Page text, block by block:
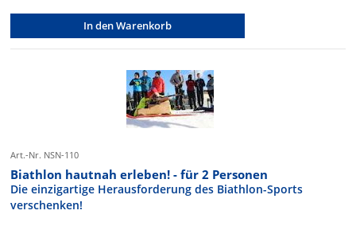
In den Warenkorb
Art.-Nr. NSN-110
Biathlon hautnah erleben! - für 2 Personen
Die einzigartige Herausforderung des Biathlon-Sports
verschenken!